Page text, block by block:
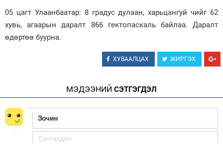
05 цагт Улаанбаатар: 8 градус дулаан, харьцангуй чийг 62
хувь, агаарын даралт 866 гектопаскаль байлаа. Даралт
өдөртөө буурна.
ХУВААЛЦАХ ЖИРГЭХ
МЭДЭЭНИЙ СЭТГЭГДЭЛ